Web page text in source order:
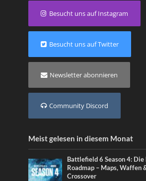
Besucht uns auf Instagram
Besucht uns auf Twitter
Newsletter abonnieren
Community Discord
Meist gelesen in diesem Monat
Battlefield 6 Season 4:
Roadmap – Maps, Waffen
Crossover